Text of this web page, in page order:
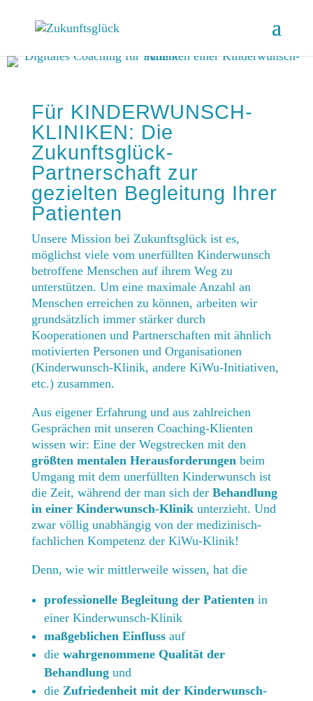
Für KINDERWUNSCH-
KLINIKEN: Die
Zukunftsglück-
Partnerschaft zur
gezielten Begleitung Ihrer
Patienten
Unsere Mission bei Zukunftsglück ist es,
möglichst viele vom unerfüllten Kinderwunsch
betroffene Menschen auf ihrem Weg zu
unterstützen. Um eine maximale Anzahl an
Menschen erreichen zu können, arbeiten wir
grundsätzlich immer stärker durch
Kooperationen und Partnerschaften mit ähnlich
motivierten Personen und Organisationen
(Kinderwunsch-Klinik, andere KiWu-Initiativen,
etc.) zusammen.
Aus eigener Erfahrung und aus zahlreichen
Gesprächen mit unseren Coaching-Klienten
wissen wir: Eine der Wegstrecken mit den
größten mentalen Herausforderungenbeim
Umgang mit dem unerfüllten Kinderwunsch ist
die Zeit, während der man sich der Behandlung
in einer Kinderwunsch-Klinikunterzieht. Und
zwar völlig unabhängig von der medizinisch-
fachlichen Kompetenz der KiWu-Klinik!
Denn, wie wir mittlerweile wissen, hat die
professionelle Begleitung der Patientenin
einer Kinderwunsch-Klinik
maßgeblichen Einflussauf
die wahrgenommene Qualität der
Behandlungund
die Zufriedenheit mit der Kinderwunsch-